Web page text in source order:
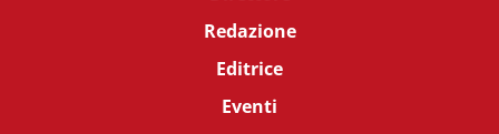
Redazione
Editrice
Eventi